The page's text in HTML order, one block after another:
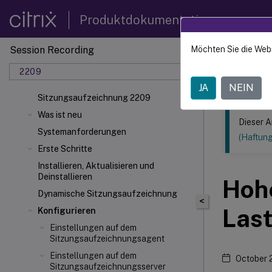
Produktdokumentation
Session Recording
2209
Sitzungsaufzeichnung 2209
Was ist neu
Systemanforderungen
Erste Schritte
Installieren, Aktualisieren und
Deinstallieren
Dynamische Sitzungsaufzeichnung
Konfigurieren
Einstellungen auf dem
Sitzungsaufzeichnungsagent
Einstellungen auf dem
Sitzungsaufzeichnungsserver
Dieser Inhalt
<
Dieser
October
Möchten Sie die
JA NEIN